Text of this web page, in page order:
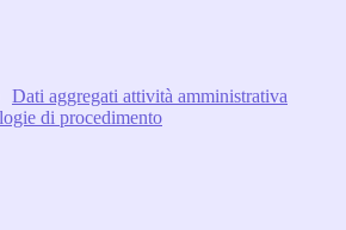
Dati aggregati attività amministrativa
di procedimento